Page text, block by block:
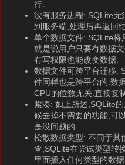
行.
没有服务进程: SQLite无
到服务端,处理后再返回
单个数据文件: SQLite将
就是说用户只要有数据
有写权限也能改变数据.
数据文件可跨平台迁移:
件同样也是跨平台的.数
CPU的位数无关.直接复
紧凑: 如上所述,SQLite
候去掉不需要的功能,可
是没问题的.
松散数据类型: 不同于其
查,SQLite在尝试类型转
里面插入任何类型的数